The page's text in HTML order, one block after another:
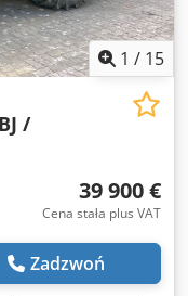
1 / 15
/
39 900 €
Cena stała plus VAT
Zadzwoń